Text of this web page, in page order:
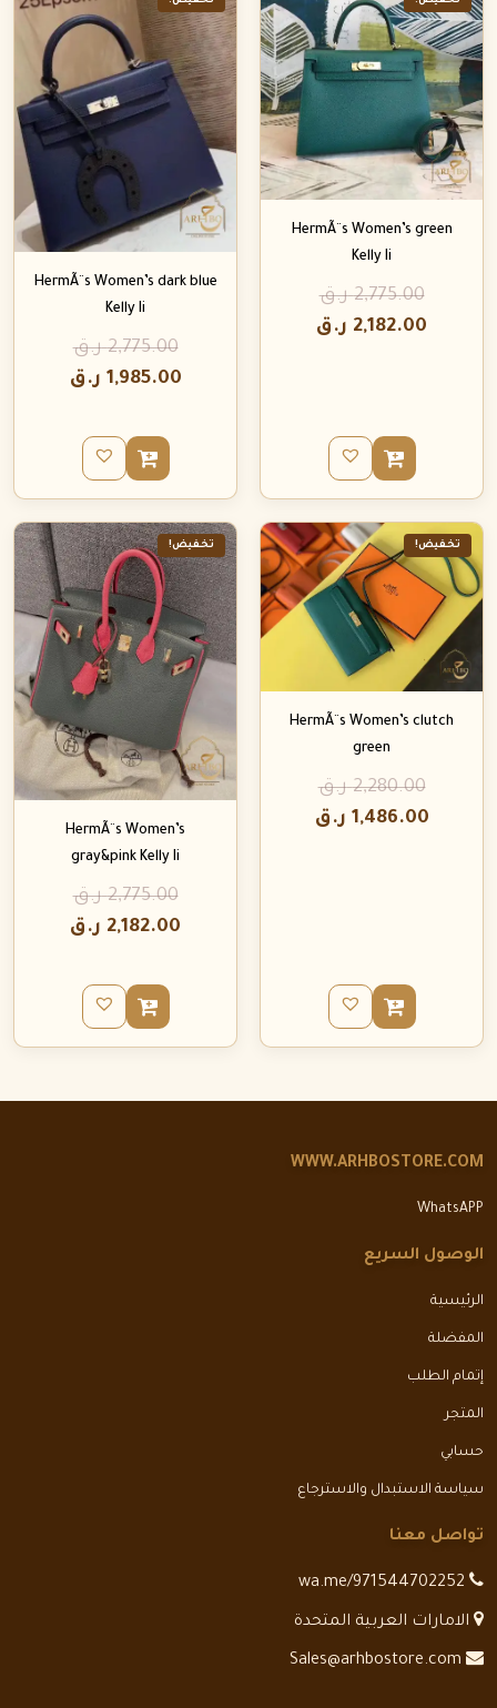
HermÃ¨s Women’s green
Kelly Ii
2,775.00 ر.ق
2,182.00 ر.ق
HermÃ¨s Women’s dark blue
Kelly Ii
2,775.00 ر.ق
1,985.00 ر.ق
تخفيض!
HermÃ¨s Women’s clutch
green
2,280.00 ر.ق
1,486.00 ر.ق
تخفيض!
HermÃ¨s Women’s
gray&pink Kelly Ii
2,775.00 ر.ق
2,182.00 ر.ق
WWW.ARHBOSTORE.COM
WhatsAPP
الوصول السريع
الرئيسية
المفضلة
إتمام الطلب
المتجر
حسابي
سياسة الاستبدال والاسترجاع
تواصل معنا
الامارات العربية المتحدة